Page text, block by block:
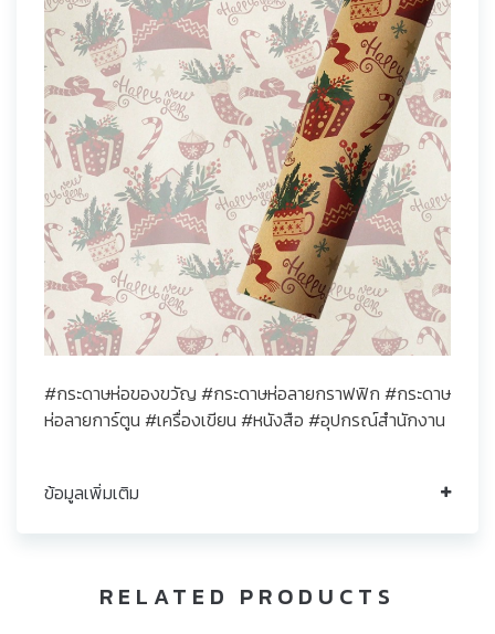
#กระดาษห่อของขวัญ #กระดาษห่อลายกราฟฟิก #กระดาษ
ห่อลายการ์ตูน #เครื่องเขียน #หนังสือ #อุปกรณ์สำนักงาน
ข้อมูลเพิ่มเติม
RELATED PRODUCTS